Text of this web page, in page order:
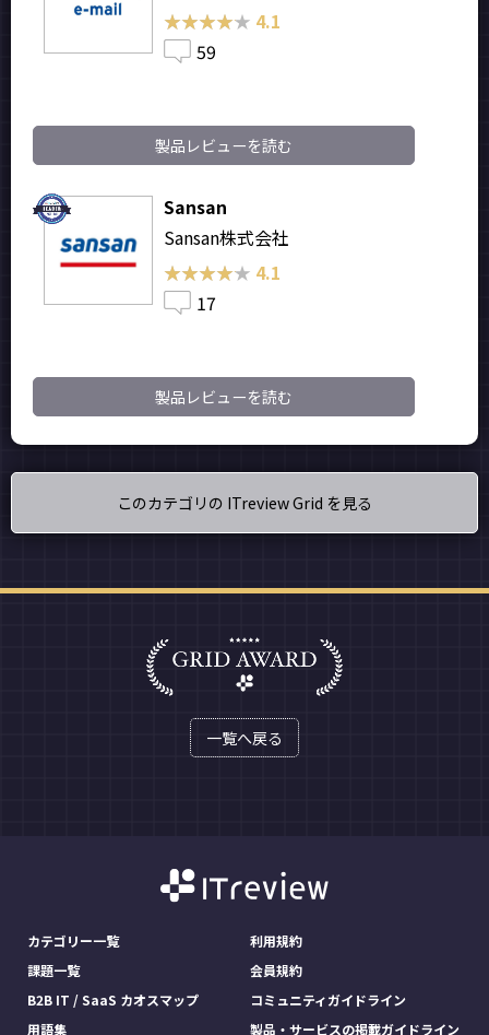
★★★★★
★★★★★ 4.1
59
製品レビューを読む
Sansan
Sansan株式会社
★★★★★
★★★★★ 4.1
17
製品レビューを読む
このカテゴリの ITreview Grid を見る
一覧へ戻る
カテゴリー一覧
課題一覧
B2B IT / SaaS カオスマップ
用語集
利用規約
会員規約
コミュニティガイドライン
製品・サービスの掲載ガイドライン